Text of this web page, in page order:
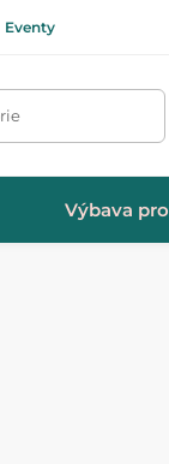
Eventy
Výbava